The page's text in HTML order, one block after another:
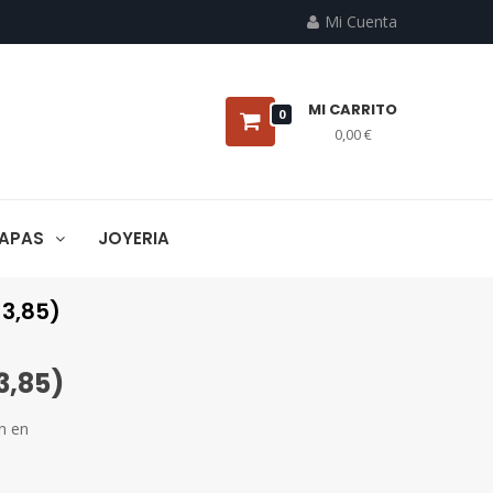
Mi Cuenta
MI CARRITO
0,00 €
0
JOYERIA
3,85)
en